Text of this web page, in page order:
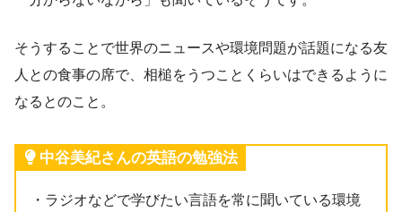
そうすることで世界のニュースや環境問題が話題になる友
人との食事の席で、相槌をうつことくらいはできるように
なるとのこと。
中谷美紀さんの英語の勉強法
・ラジオなどで学びたい言語を常に聞いている環境